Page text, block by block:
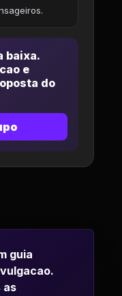
baixa.
e
do
guia
as